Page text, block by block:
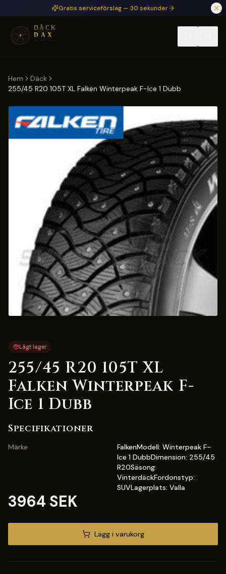
Hoppa till huvudinnehållGratis serviceförslag — 30 sekunder
Hem
Däck
255/45 R20 105T XL Falken Winterpeak F-Ice 1 Dubb
Lågt lager
255/45 R20 105T XL
Falken Winterpeak F-
Ice 1 Dubb
Specifikationer
Märke
FalkenModell: Winterpeak F-
Ice 1 DubbDimension: 255/45
R20Säsong:
VinterdäckFordonstyp:
SUVLagerplats: Valla
3964 SEK
Lägg i varukorg